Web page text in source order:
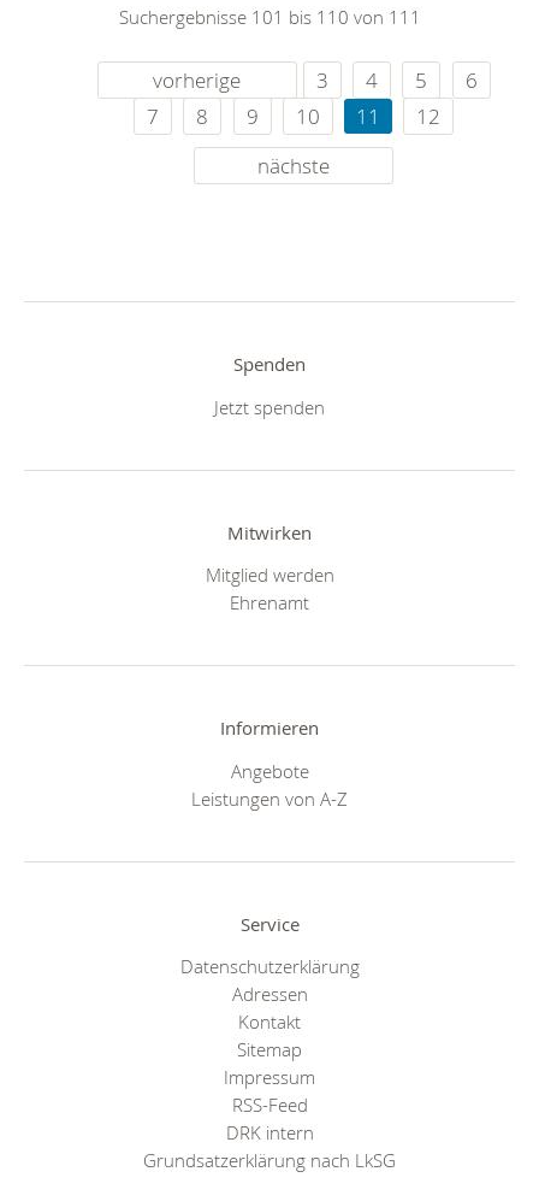
Suchergebnisse 101 bis 110 von 111
vorherige 3 4 5
6
7
8 9 10 11
12
nächste
Spenden
Jetzt spenden
Mitwirken
Mitglied werden
Ehrenamt
Informieren
Angebote
Leistungen von A-Z
Service
Datenschutzerklärung
Adressen
Kontakt
Sitemap
Impressum
RSS-Feed
DRK intern
Grundsatzerklärung nach LkSG